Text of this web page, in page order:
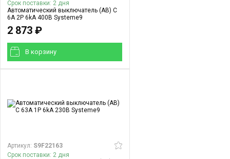
Срок поставки: 2 дня
Автоматический выключатель (АВ) C
6A 2P 6kA 400В Systeme9
2 873 ₽
В корзинy
Артикул: S9F22163
Срок поставки: 2 дня